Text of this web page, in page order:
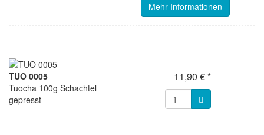
Mehr Informationen
TUO 0005
Tuocha 100g Schachtel
gepresst
11,90 € *